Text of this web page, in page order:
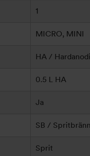
1
MICRO, MINI
HA /
0.5 L HA
Ja
SB /
Sprit